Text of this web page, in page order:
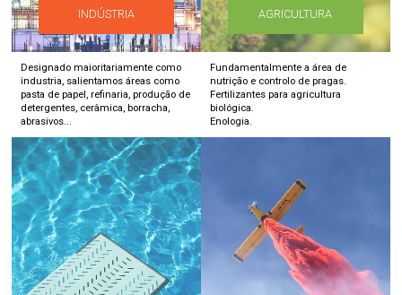
INDÚSTRIA
Designado maioritariamente como
industria, salientamos áreas como
pasta de papel, refinaria, produção de
detergentes, cerâmica, borracha,
abrasivos...
AGRICULTURA
Fundamentalmente a área de
nutrição e controlo de pragas.
Fertilizantes para agricultura
biológica.
Enologia.